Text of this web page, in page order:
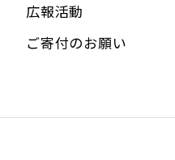
広報活動
ご寄付のお願い